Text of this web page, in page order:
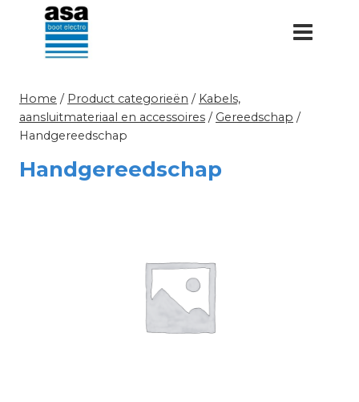
Doorgaan
inhoud
Home / Product categorieën / Kabels,
aansluitmateriaal en accessoires / Gereedschap /
Handgereedschap
Handgereedschap